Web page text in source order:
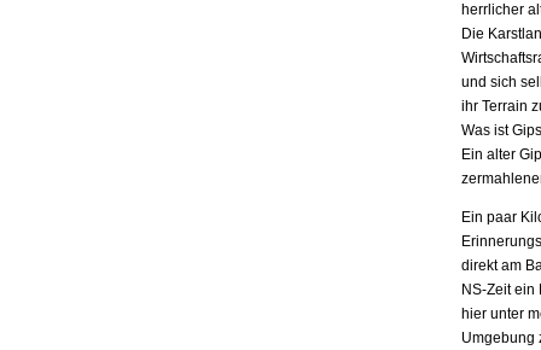
herrlicher
Die
und sich
ihr Terrain
Was ist
Ein alter
Ein paar
direkt am
NS-Zeit
hier unter
Umgebung